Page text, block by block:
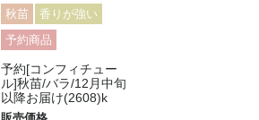
秋苗
香りが強い
予約商品
予約[コンフィチュー
ル]秋苗/バラ/12月中旬
以降お届け(2608)k